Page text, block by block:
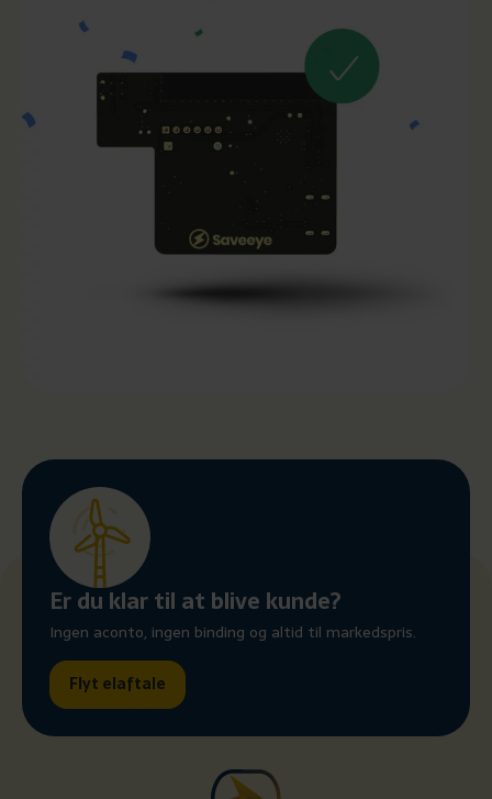
Er du klar til at blive kunde?
Ingen aconto, ingen binding og altid til markedspris.
Flyt elaftale